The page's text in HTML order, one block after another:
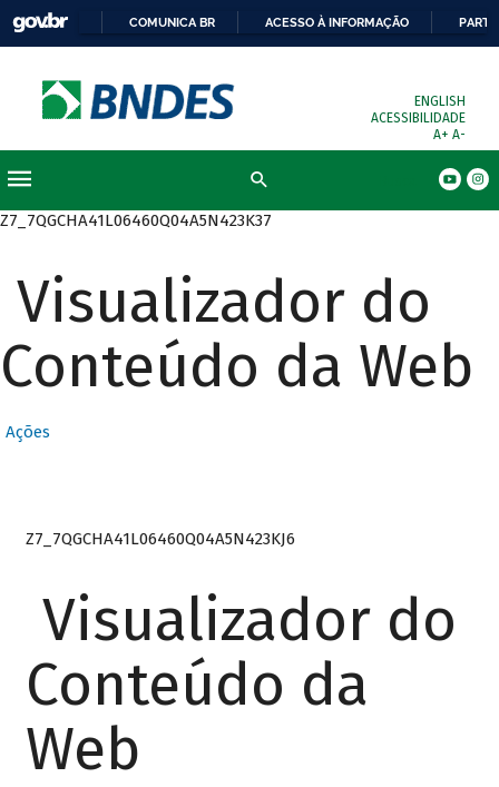
COMUNICA BR ACESSO À INFORMAÇÃO
ENGLISH
ACESSIBILIDADE
A+ A-
Z7_7QGCHA41L06460Q04A5N423K37
Visualizador do
Conteúdo da Web
Ações
Z7_7QGCHA41L06460Q04A5N423KJ6
Visualizador do
Conteúdo da
Web